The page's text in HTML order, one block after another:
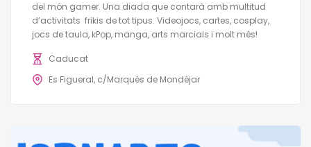
del món gamer. Una diada que contarà amb multitud
d’activitats frikis de tot tipus. Videojocs, cartes, cosplay,
jocs de taula, kPop, manga, arts marcials i molt més!
Caducat
Es Figueral, c/Marqués de Mondéjar